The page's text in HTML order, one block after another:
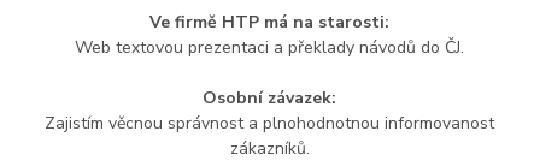
Ve firmě HTP má na starosti:
Web textovou prezentaci a překlady návodů do ČJ.
Osobní závazek:
Zajistím věcnou správnost a plnohodnotnou informovanost
zákazníků.